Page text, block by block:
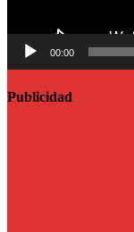
00:00
Publicidad